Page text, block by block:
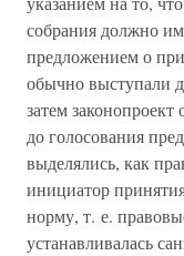
собрания должно
предложением о
обычно выступали
затем законопроект
до голосования
выделялись, как
инициатор
норму, т. е.
устанавливалась